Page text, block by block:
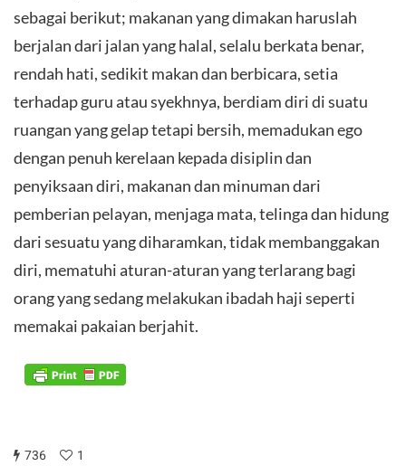
sebagai berikut; makanan yang dimakan haruslah
berjalan dari jalan yang halal, selalu berkata benar,
rendah hati, sedikit makan dan berbicara, setia
terhadap guru atau syekhnya, berdiam diri di suatu
ruangan yang gelap tetapi bersih, memadukan ego
dengan penuh kerelaan kepada disiplin dan
penyiksaan diri, makanan dan minuman dari
pemberian pelayan, menjaga mata, telinga dan hidung
dari sesuatu yang diharamkan, tidak membanggakan
diri, mematuhi aturan-aturan yang terlarang bagi
orang yang sedang melakukan ibadah haji seperti
memakai pakaian berjahit.
736 1